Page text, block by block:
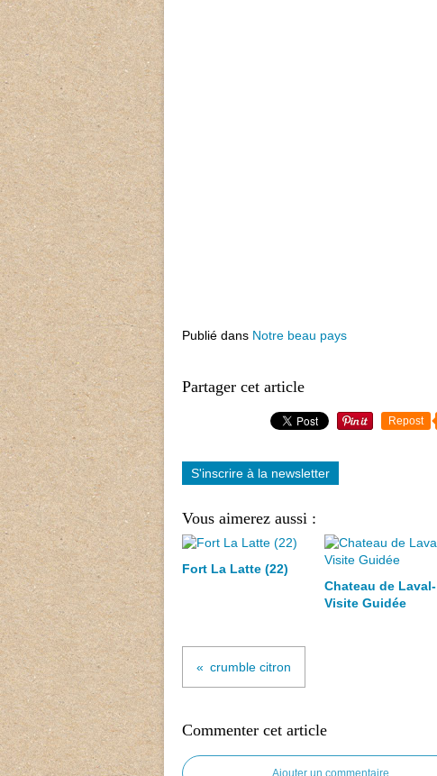
Publié dans Notre beau pays
Partager cet article
Repost
S'inscrire à la newsletter
Vous aimerez aussi :
Fort La Latte (22)
Chateau de Laval-
Visite Guidée
crumble citron
Commenter cet article
Ajouter un commentaire